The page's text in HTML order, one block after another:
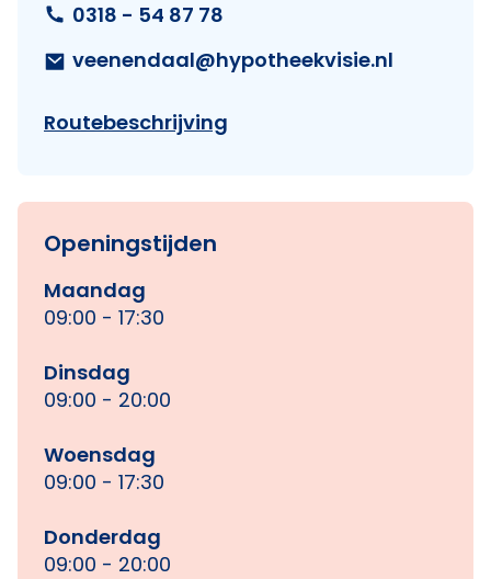
0318 - 54 87 78
veenendaal@hypotheekvisie.nl
Routebeschrijving
Openingstijden
Maandag
09:00 - 17:30
Dinsdag
09:00 - 20:00
Woensdag
09:00 - 17:30
Donderdag
09:00 - 20:00